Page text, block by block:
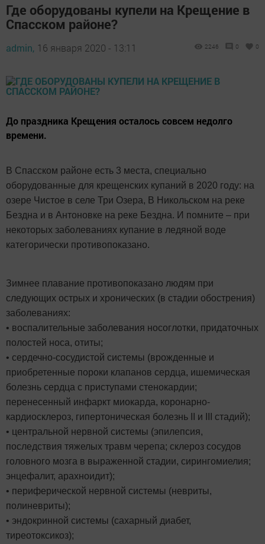
Где оборудованы купели на Крещение в
Спасском районе?
admin, 16 января 2020 - 13:11 2246 0 0
До праздника Крещения осталось совсем недолго
времени.
В Спасском районе есть 3 места, специально
оборудованные для крещенских купаний в 2020 году: на
озере Чистое в селе Три Озера, В Никольском на реке
Бездна и в Антоновке на реке Бездна. И помните – при
некоторых заболеваниях купание в ледяной воде
категорически противопоказано.
Зимнее плавание противопоказано людям при
следующих острых и хронических (в стадии обострения)
заболеваниях:
• воспалительные заболевания носоглотки, придаточных
полостей носа, отиты;
• сердечно-сосудистой системы (врожденные и
приобретенные пороки клапанов сердца, ишемическая
болезнь сердца с приступами стенокардии;
перенесенный инфаркт миокарда, коронарно-
кардиосклероз, гипертоническая болезнь II и III стадий);
• центральной нервной системы (эпилепсия,
последствия тяжелых травм черепа; склероз сосудов
головного мозга в выраженной стадии, сирингомиелия;
энцефалит, арахноидит);
• периферической нервной системы (невриты,
полиневриты);
• эндокринной системы (сахарный диабет,
тиреотоксикоз);